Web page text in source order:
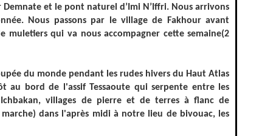
et le pont naturel d’Imi N’Iffri. Nous arrivons
Nous passons par le village de Fakhour avant
qui va nous accompagner cette semaine(2
du monde pendant les rudes hivers du Haut Atlas
bord de l'assif Tessaoute qui serpente entre les
Ichbakan, villages de pierre et de terres à flanc de
dans l'après midi à notre lieu de bivouac, les